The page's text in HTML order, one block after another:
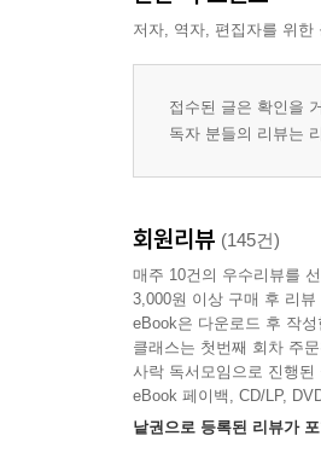
Day 22 교실과 학용품
Section 4 Leisure &
Day 23 여행
Day 24 쇼핑
Day 27 음악과 미술
Day 28 문화와 예술
Day 29 행사
Section 5 Things &
Day 30 시간
저자, 역자, 편집자를 위
접수된 글은 확인을
독자 분들의 리뷰는
회원리뷰 (145건)
매주 10건의 우수리뷰를
3,000원 이상 구매 후 리뷰
eBook은 다운로드 후 작
클래스는 첫번째 회차 주
사락 독서모임으로 진행
eBook 페이백, CD/LP,
낱권으로 등록된 리뷰가